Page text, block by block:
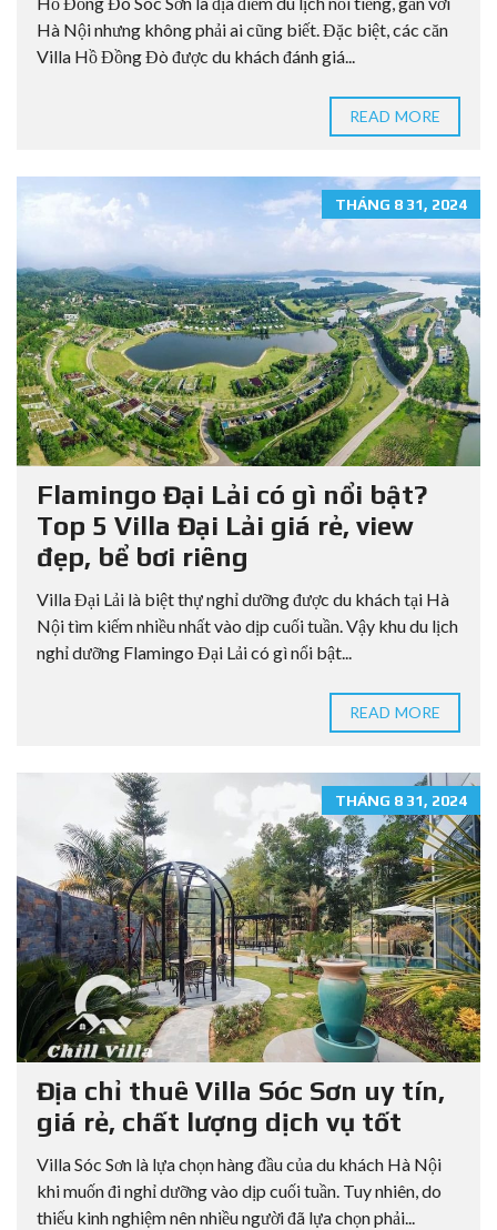
Hà Nội nhưng không phải ai cũng biết. Đặc biệt, các căn
Villa Hồ Đồng Đò được du khách đánh giá...
READ MORE
THÁNG 8 31, 2024
Flamingo Đại Lải có gì nổi bật?
Top 5 Villa Đại Lải giá rẻ, view
đẹp, bể bơi riêng
Villa Đại Lải là biệt thự nghỉ dưỡng được du khách tại Hà
Nội tìm kiếm nhiều nhất vào dịp cuối tuần. Vậy khu du lịch
nghỉ dưỡng Flamingo Đại Lải có gì nổi bật...
READ MORE
THÁNG 8 31, 2024
Địa chỉ thuê Villa Sóc Sơn uy tín,
giá rẻ, chất lượng dịch vụ tốt
Villa Sóc Sơn là lựa chọn hàng đầu của du khách Hà Nội
khi muốn đi nghỉ dưỡng vào dịp cuối tuần. Tuy nhiên, do
thiếu kinh nghiệm nên nhiều người đã lựa chọn phải...